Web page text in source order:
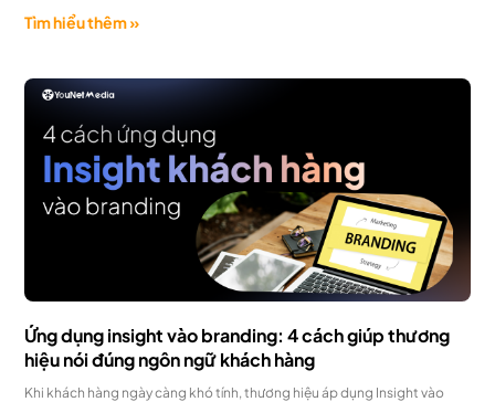
Tìm hiểu thêm »
Ứng dụng insight vào branding: 4 cách giúp thương
hiệu nói đúng ngôn ngữ khách hàng
Khi khách hàng ngày càng khó tính, thương hiệu áp dụng Insight vào